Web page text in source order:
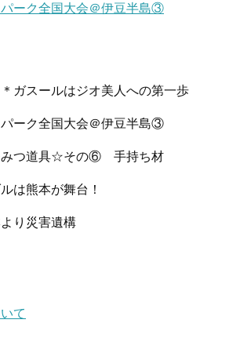
ーク全国大会＠伊豆半島③
ガスールはジオ美人への第一歩
ーク全国大会＠伊豆半島③
みつ道具☆その⑥ 手持ち材
は熊本が舞台！
り災害遺構
て